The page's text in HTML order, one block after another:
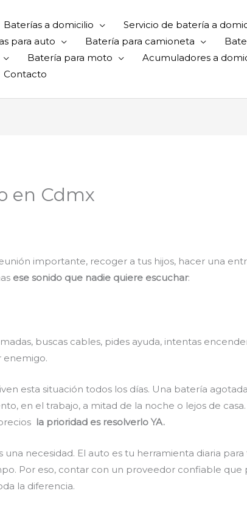
Baterías a domicilio Servicio de batería a
para auto Batería para camioneta
Batería para moto Acumuladores a
Contacto
en Cdmx
importante, recoger a tus hijos, hacer una
ese sonido que nadie quiere escuchar:
buscas cables, pides ayuda, intentas
enemigo.
esta situación todos los días. Una batería
en el trabajo, a mitad de la noche o lejos de
la prioridad es resolverlo YA.
necesidad. El auto es tu herramienta diaria
Por eso, contar con un proveedor confiable
la diferencia.